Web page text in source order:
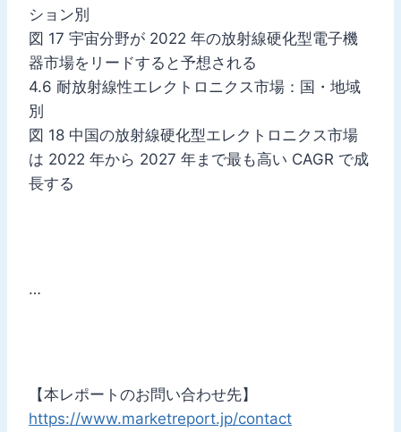
ション別
図 17 宇宙分野が 2022 年の放射線硬化型電子機
器市場をリードすると予想される
4.6 耐放射線性エレクトロニクス市場：国・地域
別
図 18 中国の放射線硬化型エレクトロニクス市場
は 2022 年から 2027 年まで最も高い CAGR で成
長する
…
【本レポートのお問い合わせ先】
https://www.marketreport.jp/contact